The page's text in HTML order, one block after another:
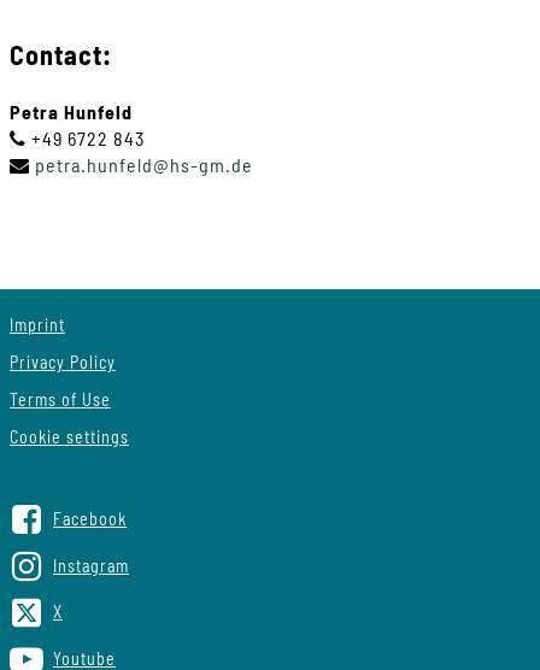
Contact:
Petra Hunfeld
+49 6722 843
petra.hunfeld@hs-gm.de
Imprint
Privacy Policy
Terms of Use
Cookie settings
Facebook
Instagram
X
Youtube